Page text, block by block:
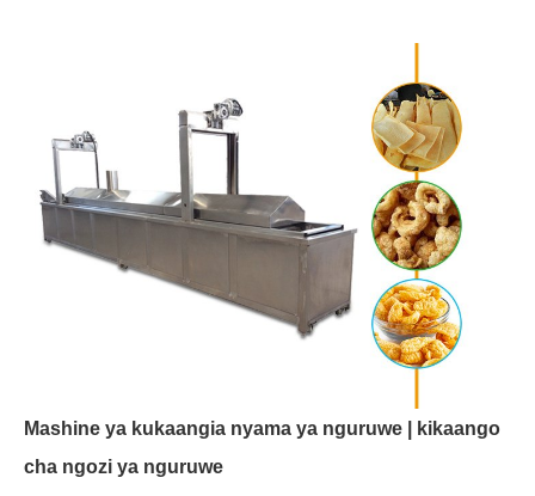
Mashine ya kukaangia nyama ya nguruwe | kikaango
cha ngozi ya nguruwe